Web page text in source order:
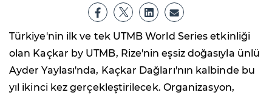
Türkiye'nin ilk ve tek UTMB World Series etkinliği
olan Kaçkar by UTMB, Rize'nin eşsiz doğasıyla ünlü
Ayder Yaylası'nda, Kaçkar Dağları'nın kalbinde bu
yıl ikinci kez gerçekleştirilecek. Organizasyon,